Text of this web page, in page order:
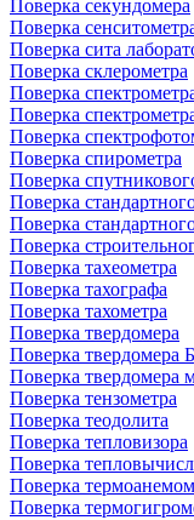
Поверка секундомера
Поверка
Поверка сита
Поверка склерометра
Поверка
Поверка
Поверка
Поверка спирометра
Поверка
Поверка
Поверка
Поверка
Поверка тахеометра
Поверка тахографа
Поверка тахометра
Поверка твердомера
Поверка твердомера
Поверка твердомера
Поверка тензометра
Поверка теодолита
Поверка тепловизора
Поверка
Поверка
Поверка